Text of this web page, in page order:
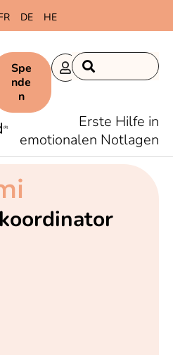
DE HE
Erste Hilfe in
emotionalen Notlagen
Spe
nde
n